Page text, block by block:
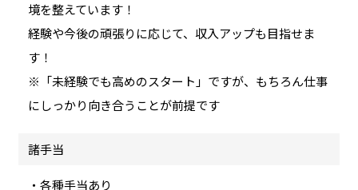
境を整えています！
経験や今後の頑張りに応じて、収入アップも目指せま
す！
※「未経験でも高めのスタート」ですが、もちろん仕事
にしっかり向き合うことが前提です
諸手当
・各種手当あり